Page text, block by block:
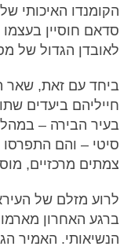
הקומנדו האיכותי
סדאם חוסיין
לאובדן הגדול של
ביחד עם זאת, שאר
חייליהם ביעדים
בעיר הבירה –
סיטי – והם
צמתים מרכזיים,
לרוע מזלם של
ברגע האחרון
הנשיאותי. האמיר